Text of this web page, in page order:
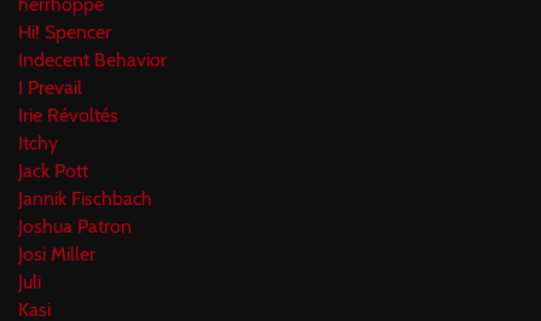
Hi! Spencer
Indecent Behavior
I Prevail
Irie Révoltés
Itchy
Jack Pott
Jannik Fischbach
Joshua Patron
Josi Miller
Juli
Kasi